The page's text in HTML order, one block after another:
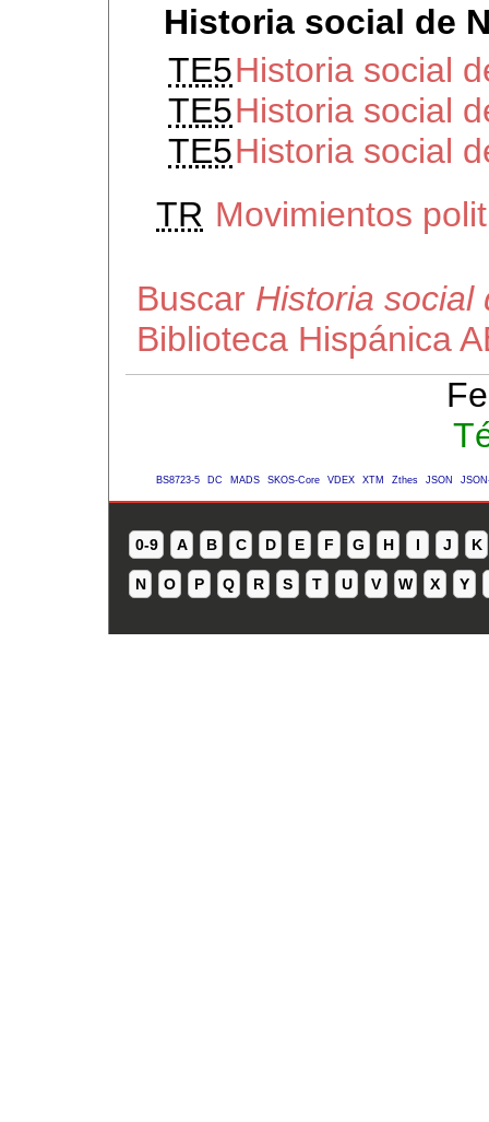
Historia social de
TE5Historia social
TE5Historia social
TE5Historia social
TR Movimientos
Buscar Historia social
Biblioteca Hispánica
BS8723-5 DC MADS SKOS-Core VDEX XTM Zthes JSON
0-9 A B C D E F G H I J K
N O P Q R S T U V W X Y